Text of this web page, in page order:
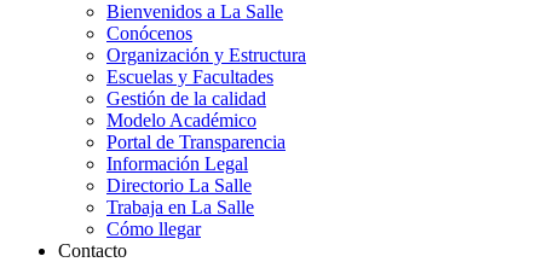
Bienvenidos a La Salle
Conócenos
Organización y Estructura
Escuelas y Facultades
Gestión de la calidad
Modelo Académico
Portal de Transparencia
Información Legal
Directorio La Salle
Trabaja en La Salle
Cómo llegar
Contacto